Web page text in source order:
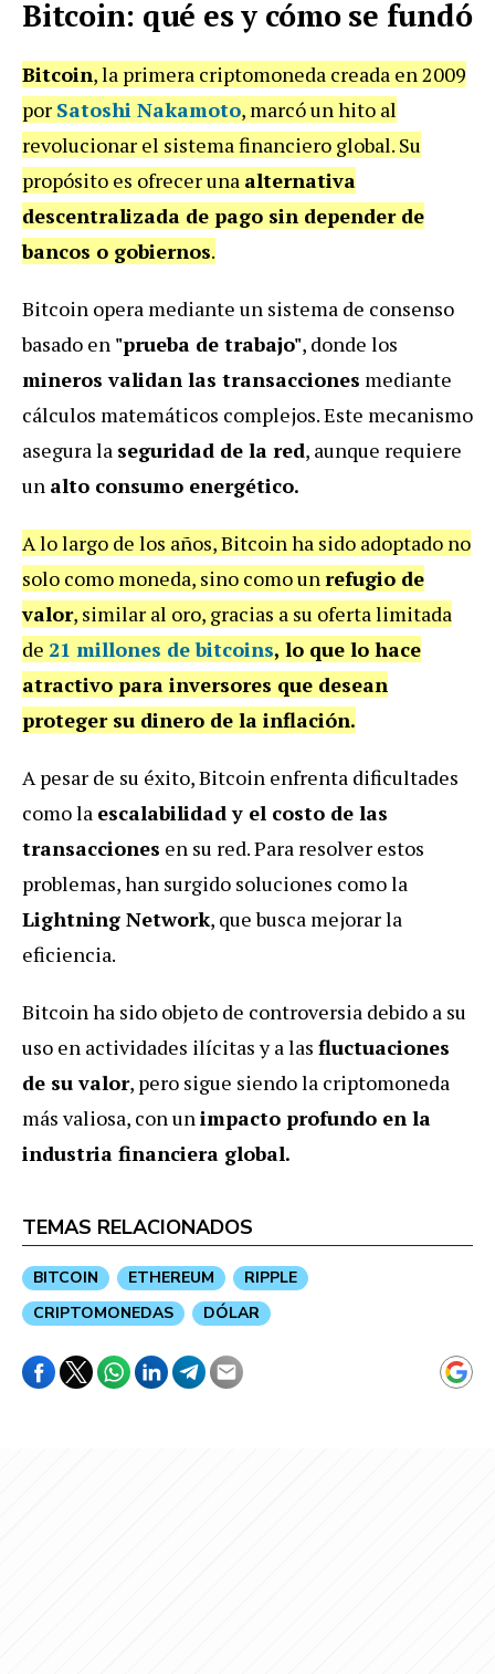
Bitcoin: qué es y cómo se fundó
Bitcoin, la primera criptomoneda creada en 2009
por Satoshi Nakamoto, marcó un hito al
revolucionar el sistema financiero global. Su
propósito es ofrecer una alternativa
descentralizada de pago sin depender de
bancos o gobiernos.
Bitcoin opera mediante un sistema de consenso
basado en "prueba de trabajo", donde los
mineros validan las transacciones mediante
cálculos matemáticos complejos. Este mecanismo
asegura la seguridad de la red, aunque requiere
un alto consumo energético.
A lo largo de los años, Bitcoin ha sido adoptado no
solo como moneda, sino como unrefugio de
valor, similar al oro, gracias a su oferta limitada
de 21 millones de bitcoins, lo que lo hace
atractivo para inversores que desean
proteger su dinero de la inflación.
A pesar de su éxito, Bitcoin enfrenta dificultades
como la escalabilidad y el costo de las
transacciones en su red. Para resolver estos
problemas, han surgido soluciones como la
Lightning Network, que busca mejorar la
eficiencia.
Bitcoin ha sido objeto de controversia debido a su
uso en actividades ilícitas y a las fluctuaciones
de su valor, pero sigue siendo la criptomoneda
más valiosa, con unimpacto profundo en la
industria financiera global.
TEMAS RELACIONADOS
BITCOIN ETHEREUM
RIPPLE
CRIPTOMONEDAS
DÓLAR